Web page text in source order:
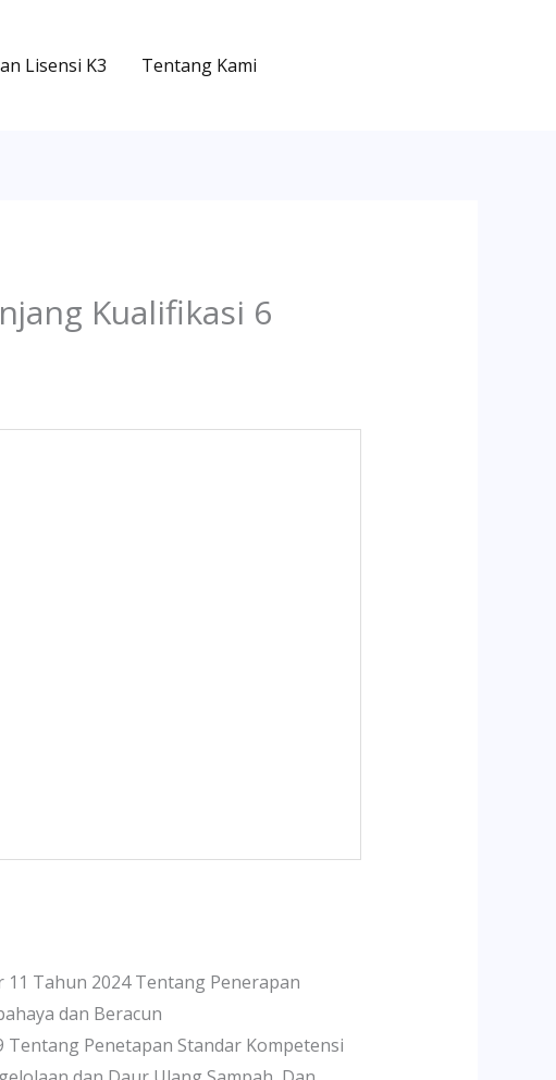
Lisensi K3 Tentang Kami
Kualifikasi 6
Tahun 2024 Tentang Penerapan
dan Beracun
Penetapan Standar Kompetensi